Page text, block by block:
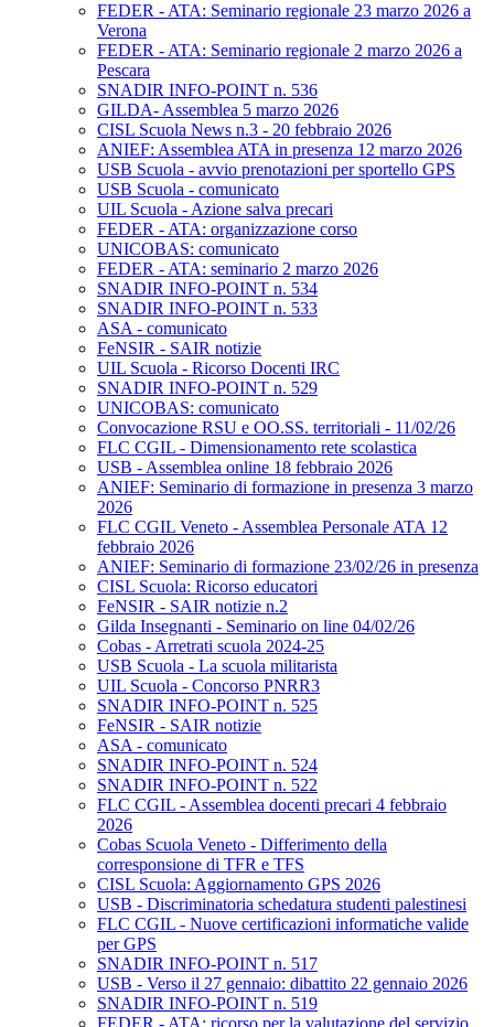
FEDER - ATA: Seminario regionale 23 marzo 2026 a
Verona
FEDER - ATA: Seminario regionale 2 marzo 2026 a
Pescara
SNADIR INFO-POINT n. 536
GILDA- Assemblea 5 marzo 2026
CISL Scuola News n.3 - 20 febbraio 2026
ANIEF: Assemblea ATA in presenza 12 marzo 2026
USB Scuola - avvio prenotazioni per sportello GPS
USB Scuola - comunicato
UIL Scuola - Azione salva precari
FEDER - ATA: organizzazione corso
UNICOBAS: comunicato
FEDER - ATA: seminario 2 marzo 2026
SNADIR INFO-POINT n. 534
SNADIR INFO-POINT n. 533
ASA - comunicato
FeNSIR - SAIR notizie
UIL Scuola - Ricorso Docenti IRC
SNADIR INFO-POINT n. 529
UNICOBAS: comunicato
Convocazione RSU e OO.SS. territoriali - 11/02/26
FLC CGIL - Dimensionamento rete scolastica
USB - Assemblea online 18 febbraio 2026
ANIEF: Seminario di formazione in presenza 3 marzo
2026
FLC CGIL Veneto - Assemblea Personale ATA 12
febbraio 2026
ANIEF: Seminario di formazione 23/02/26 in presenza
CISL Scuola: Ricorso educatori
FeNSIR - SAIR notizie n.2
Gilda Insegnanti - Seminario on line 04/02/26
Cobas - Arretrati scuola 2024-25
USB Scuola - La scuola militarista
UIL Scuola - Concorso PNRR3
SNADIR INFO-POINT n. 525
FeNSIR - SAIR notizie
ASA - comunicato
SNADIR INFO-POINT n. 524
SNADIR INFO-POINT n. 522
FLC CGIL - Assemblea docenti precari 4 febbraio
2026
Cobas Scuola Veneto - Differimento della
corresponsione di TFR e TFS
CISL Scuola: Aggiornamento GPS 2026
USB - Discriminatoria schedatura studenti palestinesi
FLC CGIL - Nuove certificazioni informatiche valide
per GPS
SNADIR INFO-POINT n. 517
USB - Verso il 27 gennaio: dibattito 22 gennaio 2026
SNADIR INFO-POINT n. 519